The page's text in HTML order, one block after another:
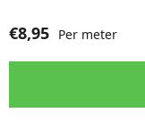
€8,95 Per meter